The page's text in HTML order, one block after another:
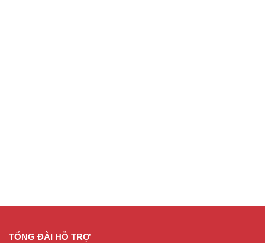
TỔNG ĐÀI HỖ TRỢ